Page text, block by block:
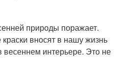
природы поражает.
вносят в нашу жизнь
весеннем интерьере. Это не